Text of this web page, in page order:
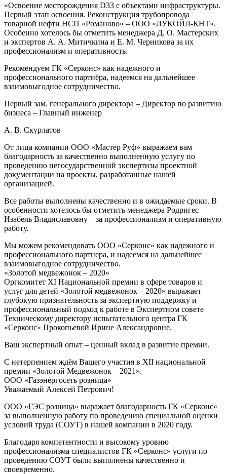
«Освоение месторождения D33 с объектами инфраструктуры.
Первый этап освоения. Реконструкция трубопровода
товарной нефти НСП «Романово» – ООО «ЛУКОЙЛ-КНТ».
Особенно хотелось бы отметить менеджера Д. О. Мастерских
и экспертов А. А. Митичкина и Е. М. Черникова за их
профессионализм и оперативность.
Рекомендуем ГК «Серконс» как надежного и
профессионального партнёра, надеемся на дальнейшее
взаимовыгодное сотрудничество.
Первый зам. генерального директора – Директор по развитию
бизнеса – Главный инженер
А. В. Скурлатов
От лица компании ООО «Мастер Руф» выражаем вам
благодарность за качественно выполненную услугу по
проведению негосударственной экспертизы проектной
документации на проекты, разработанные нашей
организацией.
Все работы выполнены качественно и в ожидаемые сроки. В
особенности хотелось бы отметить менеджера Родригес
Изабель Владиславовну – за профессионализм и оперативную
работу.
Мы можем рекомендовать ООО «Серконс» как надежного и
профессионального партнера, и надеемся на дальнейшее
взаимовыгодное сотрудничество.
«Золотой медвежонок – 2020»
Оргкомитет XI Национальной премии в сфере товаров и
услуг для детей «Золотой медвежонок – 2020» выражает
глубокую признательность за экспертную поддержку и
профессиональный подход к работе в Экспертном совете
Техническому директору испытательного центра ГК
«Серконс» Прокопьевой Ирине Александровне.
Ваш экспертный опыт – ценный вклад в развитие премии.
С нетерпением ждём Вашего участия в XII национальной
премии «Золотой Медвежонок – 2021».
ООО «Газэнергосеть розница»
Уважаемый Алексей Петрович!
ООО «ГЭС розница» выражает благодарность ГК «Серконс»
за выполненную работу по проведению специальной оценки
условий труда (СОУТ) в нашей компании в 2020 году.
Благодаря компетентности и высокому уровню
профессионализма специалистов ГК «Серконс» услуги по
проведению СОУТ были выполнены качественно и
своевременно.